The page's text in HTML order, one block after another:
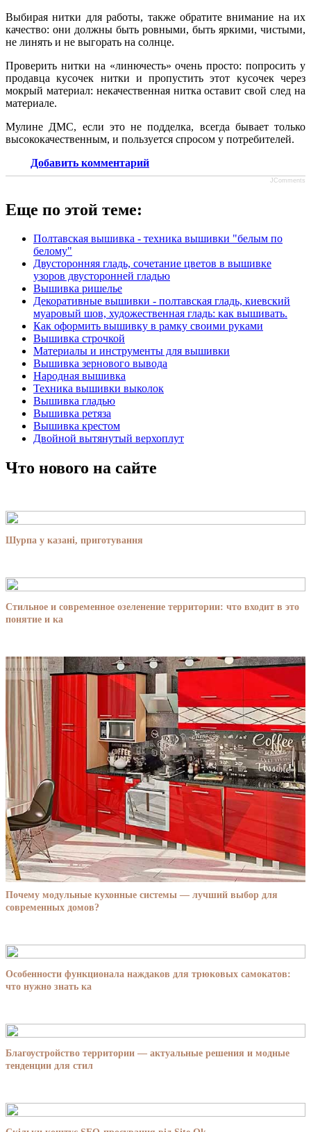
Выбирая нитки для работы, также обратите внимание на их
качество: они должны быть ровными, быть яркими, чистыми,
не линять и не выгорать на солнце.
Проверить нитки на «линючесть» очень просто: попросить у
продавца кусочек нитки и пропустить этот кусочек через
мокрый материал: некачественная нитка оставит свой след на
материале.
Мулине ДМС, если это не подделка, всегда бывает только
высококачественным, и пользуется спросом у потребителей.
Добавить комментарий
JComments
Еще по этой теме:
Полтавская вышивка - техника вышивки "белым по
белому"
Двусторонняя гладь, сочетание цветов в вышивке
узоров двусторонней гладью
Вышивка ришелье
Декоративные вышивки - полтавская гладь, киевский
муаровый шов, художественная гладь: как вышивать.
Как оформить вышивку в рамку своими руками
Вышивка строчкой
Материалы и инструменты для вышивки
Вышивка зернового вывода
Народная вышивка
Техника вышивки выколок
Вышивка гладью
Вышивка ретяза
Вышивка крестом
Двойной вытянутый верхоплут
Что нового на сайте
Шурпа у казані, приготування
Стильное и современное озеленение территории: что входит в это
понятие и ка
Почему модульные кухонные системы — лучший выбор для
современных домов?
Особенности функционала наждаков для трюковых самокатов:
что нужно знать ка
Благоустройство территории — актуальные решения и модные
тенденции для стил